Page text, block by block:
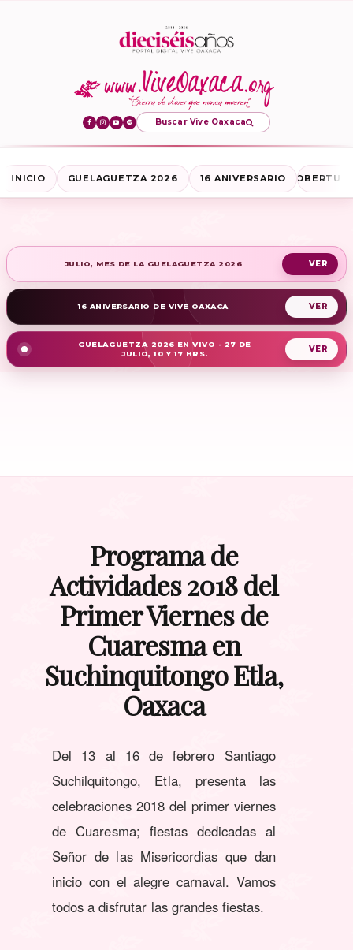
Buscar Vive Oaxaca
INICIO GUELAGUETZA 2026 16 ANIVERSARIO
JULIO, MES DE LA GUELAGUETZA 2026
16 ANIVERSARIO DE VIVE OAXACA
GUELAGUETZA 2026 EN VIVO - 27 DE
JULIO, 10 Y 17 HRS.
Programa de
Actividades 2018 del
Primer Viernes de
Cuaresma en
Suchinquitongo Etla,
Oaxaca
Del 13 al 16 de febrero Santiago
Suchilquitongo, Etla, presenta las
celebraciones 2018 del primer viernes
de Cuaresma; fiestas dedicadas al
Señor de las Misericordias que dan
inicio con el alegre carnaval. Vamos
todos a disfrutar las grandes fiestas.